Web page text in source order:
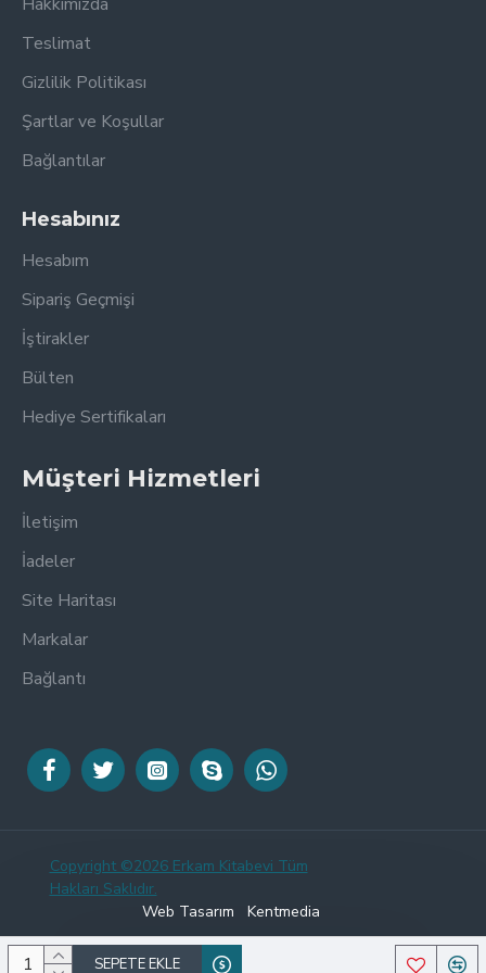
SEPETE EKLE
Cilt Özellikleri
Teslimat
Gizlilik Politikası
Şartlar ve Koşullar
Bağlantılar
Hesabınız
Hesabım
Sipariş Geçmişi
İştirakler
Bülten
Hediye Sertifikaları
Müşteri Hizmetleri
İletişim
İadeler
Site Haritası
Markalar
Bağlantı
Copyright ©2026 Erkam Kitabevi Tüm
Hakları Saklıdır.
Web Tasarım
Kentmedia